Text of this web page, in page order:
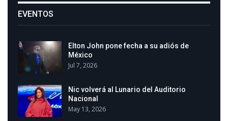
EVENTOS
Elton John pone fecha a su adiós de
México
Jul 7, 2026
Nic volverá al Lunario del Auditorio
Nacional
May 13, 2026